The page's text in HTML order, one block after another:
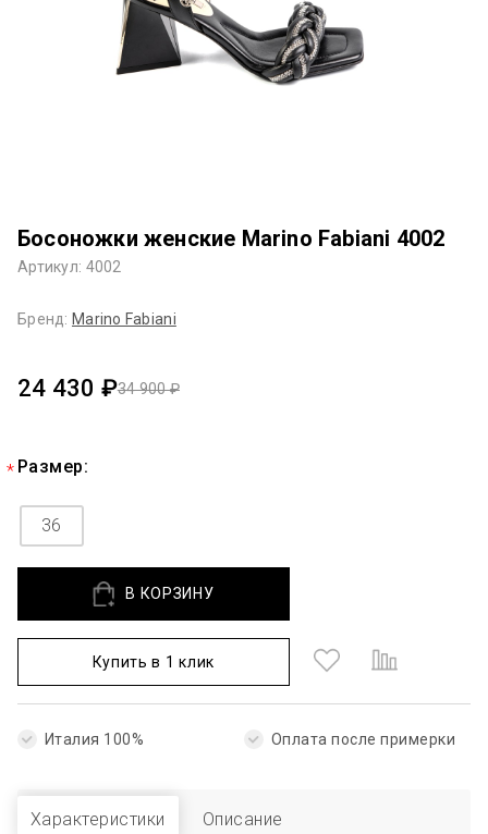
Босоножки женские Marino Fabiani 4002
Артикул: 4002
Бренд: Marino Fabiani
34 900 ₽
24 430 ₽
Размер:
36
В КОРЗИНУ
Купить в 1 клик
Италия 100% Оплата после примерки
Характеристики Описание